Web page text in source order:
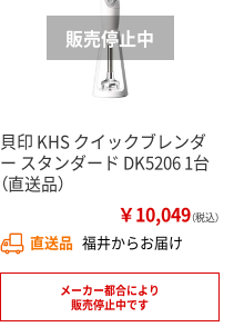
貝印 KHS クイックブレンダ
ー スタンダード DK5206 1台
（直送品）
￥10,049（税込）
直送品 福井からお届け
メーカー都合により
販売停止中です